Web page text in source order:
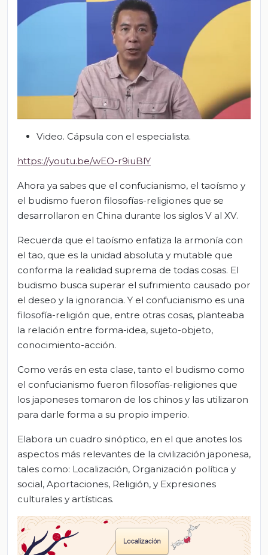
Video. Cápsula con el especialista.
https://youtu.be/wEO-r9iuBlY
Ahora ya sabes que el confucianismo, el taoísmo y
el budismo fueron filosofías-religiones que se
desarrollaron en China durante los siglos V al XV.
Recuerda que el taoísmo enfatiza la armonía con
el tao, que es la unidad absoluta y mutable que
conforma la realidad suprema de todas cosas. El
budismo busca superar el sufrimiento causado por
el deseo y la ignorancia. Y el confucianismo es una
filosofía-religión que, entre otras cosas, planteaba
la relación entre forma-idea, sujeto-objeto,
conocimiento-acción.
Como verás en esta clase, tanto el budismo como
el confucianismo fueron filosofías-religiones que
los japoneses tomaron de los chinos y las utilizaron
para darle forma a su propio imperio.
Elabora un cuadro sinóptico, en el que anotes los
aspectos más relevantes de la civilización japonesa,
tales como: Localización, Organización política y
social, Aportaciones, Religión, y Expresiones
culturales y artísticas.